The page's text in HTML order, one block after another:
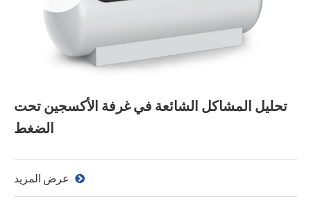
تحليل المشاكل الشائعة في غرفة الأكسجين تحت
الضغط